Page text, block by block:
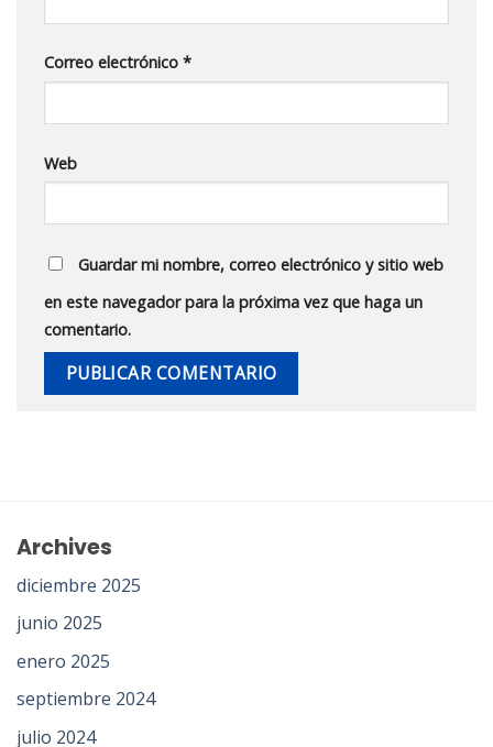
Correo electrónico *
Web
Guardar mi nombre, correo electrónico y sitio web
en este navegador para la próxima vez que haga un
comentario.
Archives
diciembre 2025
junio 2025
enero 2025
septiembre 2024
julio 2024